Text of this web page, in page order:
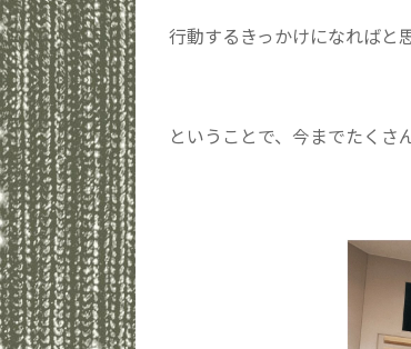
行動するきっかけになればと
ということで、今までたくさ